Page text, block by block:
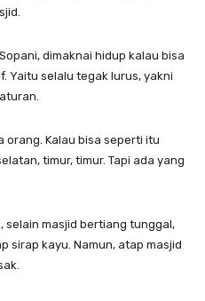
dimaknai hidup kalau bisa
Yaitu selalu tegak lurus, yakni
orang. Kalau bisa seperti itu
timur, timur. Tapi ada yang
selain masjid bertiang tunggal,
sirap kayu. Namun, atap masjid